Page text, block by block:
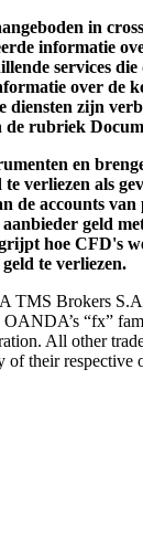
in
informatie
services
over de
diensten zijn
rubriek
en
verliezen als
de accounts
geld
hoe CFD's
te verliezen.
TMS Brokers
“fx”
All other
of their respective